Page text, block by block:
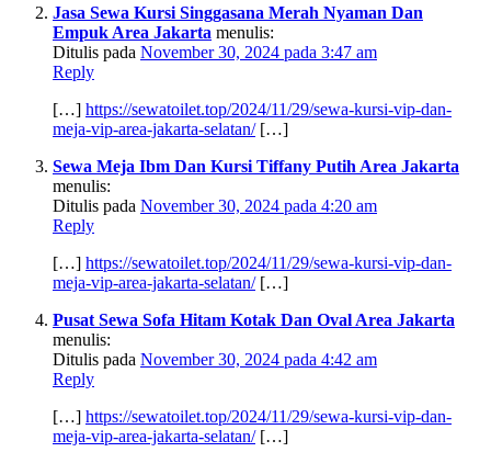
Jasa Sewa Kursi Singgasana Merah Nyaman Dan
Empuk Area Jakarta menulis:
Ditulis pada November 30, 2024 pada 3:47 am
Reply
[…] https://sewatoilet.top/2024/11/29/sewa-kursi-vip-dan-
meja-vip-area-jakarta-selatan/[…]
Sewa Meja Ibm Dan Kursi Tiffany Putih Area Jakarta
menulis:
Ditulis pada November 30, 2024 pada 4:20 am
Reply
[…] https://sewatoilet.top/2024/11/29/sewa-kursi-vip-dan-
meja-vip-area-jakarta-selatan/[…]
Pusat Sewa Sofa Hitam Kotak Dan Oval Area Jakarta
menulis:
Ditulis pada November 30, 2024 pada 4:42 am
Reply
[…] https://sewatoilet.top/2024/11/29/sewa-kursi-vip-dan-
meja-vip-area-jakarta-selatan/[…]